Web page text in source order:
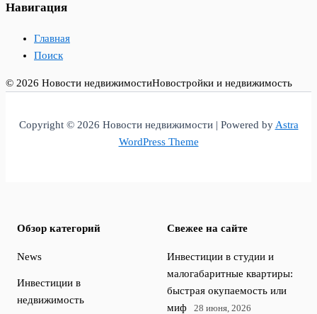
Навигация
Главная
Поиск
© 2026 Новости недвижимостиНовостройки и недвижимость
Copyright © 2026 Новости недвижимости | Powered byAstra
WordPress Theme
Обзор категорий
News
Инвестиции в
недвижимость
Свежее на сайте
Инвестиции в студии и
малогабаритные квартиры:
быстрая окупаемость или
миф
28 июня, 2026